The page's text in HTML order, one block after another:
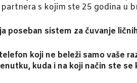
s kojim ste 25 godina u
poseban sistem za čuvanje
koji ne beleži samo vaše
kuda i na koji način ste